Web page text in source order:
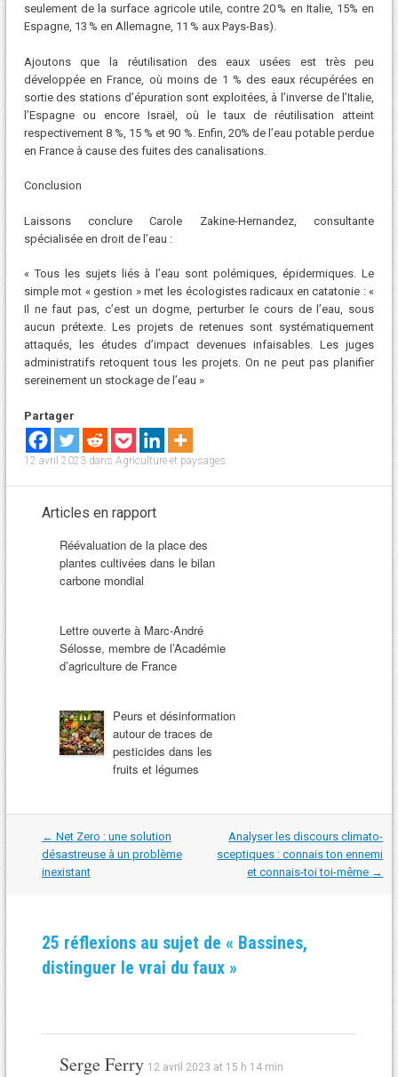
seulement de la surface agricole utile, contre 20 % en Italie, 15% en
Espagne, 13 % en Allemagne, 11 % aux Pays-Bas).
Ajoutons que la réutilisation des eaux usées est très peu
développée en France, où moins de 1 % des eaux récupérées en
sortie des stations d’épuration sont exploitées, à l’inverse de l’Italie,
l’Espagne ou encore Israël, où le taux de réutilisation atteint
respectivement 8 %, 15 % et 90 %. Enfin, 20% de l’eau potable perdue
en France à cause des fuites des canalisations.
Conclusion
Laissons conclure Carole Zakine-Hernandez, consultante
spécialisée en droit de l’eau :
« Tous les sujets liés à l’eau sont polémiques, épidermiques. Le
simple mot « gestion » met les écologistes radicaux en catatonie : «
Il ne faut pas, c’est un dogme, perturber le cours de l’eau, sous
aucun prétexte. Les projets de retenues sont systématiquement
attaqués, les études d’impact devenues infaisables. Les juges
administratifs retoquent tous les projets. On ne peut pas planifier
sereinement un stockage de l’eau »
Partager
12 avril 2023dans Agriculture et paysages
Articles en rapport
Réévaluation de la place des
plantes cultivées dans le bilan
carbone mondial
Lettre ouverte à Marc-André
Sélosse, membre de l’Académie
d’agriculture de France
Peurs et désinformation
autour de traces de
pesticides dans les
fruits et légumes
Navigation
dans
les
articles
← Net Zero : une solution
désastreuse à un problème
inexistant
Analyser les discours climato-
sceptiques : connais ton ennemi
et connais-toi toi-même →
25 réflexions au sujet de « Bassines,
distinguer le vrai du faux»
Serge Ferry 12 avril 2023 at 15 h 14 min